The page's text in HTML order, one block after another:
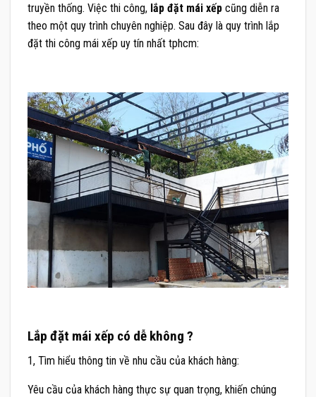
truyền thống. Việc thi công, lắp đặt mái xếp cũng diễn ra
theo một quy trình chuyên nghiệp. Sau đây là quy trình lắp
đặt thi công mái xếp uy tín nhất tphcm:
Lắp đặt mái xếp có dễ không ?
1, Tìm hiểu thông tin về nhu cầu của khách hàng:
Yêu cầu của khách hàng thực sự quan trọng, khiến chúng